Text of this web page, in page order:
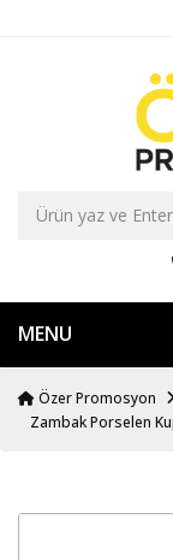
MENU
Özer Promosyon
Zambak Porselen